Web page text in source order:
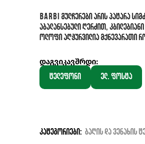
BARBI მულჩერები არის პატარა
აბალანსებული ღერძით,
ოლოფი აღჭურვილია მქნევარათი
დაგვიკავშრდი:
ტელეფონი
ელ. ფოსტა
კატეგორიები: ბაღის და ვენახის